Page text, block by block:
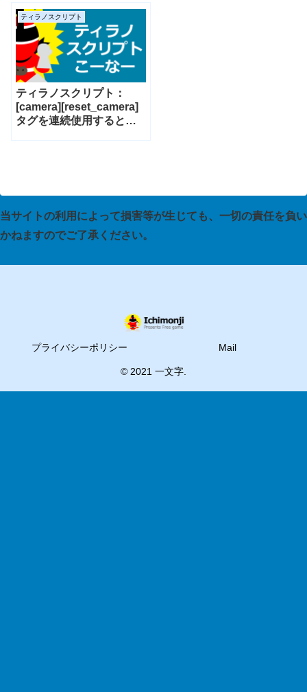
ティラノスクリプト
ティラノスクリプト：
[camera][reset_camera]
タグを連続使用するとき
当サイトの利用によって損害等が生じても、一切の責任を負い
かねますのでご了承ください。
プライバシーポリシー Mail
© 2021 一文字.